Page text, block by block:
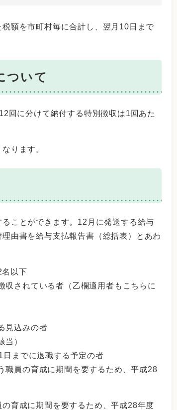
額を市町村毎に合計し、翌月10日まで
ついて
回に分けて納付する特別徴収は1回あた
ります。
ことができます。12月に発送する給与
由書を給与支払報告書（総括表）とあわ
以下
されている者（乙欄適用者もこちらに
見込みの者
当）
までに退職する予定の者
職員の育成に期間を要するため、平成28
育成に期間を要するため、平成28年度